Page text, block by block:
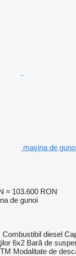
maşina de
≈ 103.600 RON
de gunoi
Combustibil diesel
6x2 Bară de
Modalitate de